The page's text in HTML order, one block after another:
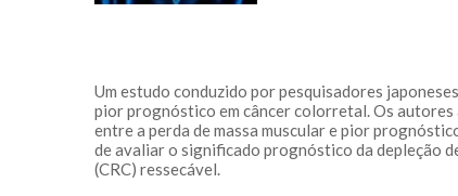
Um estudo conduzido por pesquisadores
pior prognóstico em câncer colorretal. Os
entre a perda de massa muscular e pior
de avaliar o significado prognóstico da depleção
(CRC) ressecável.